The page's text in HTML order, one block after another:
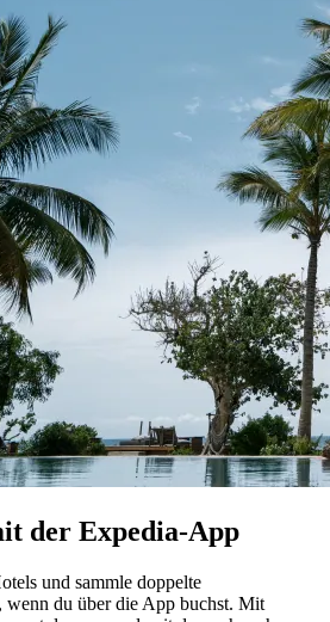
der Expedia-App
und sammle doppelte
wenn du über die App buchst. Mit